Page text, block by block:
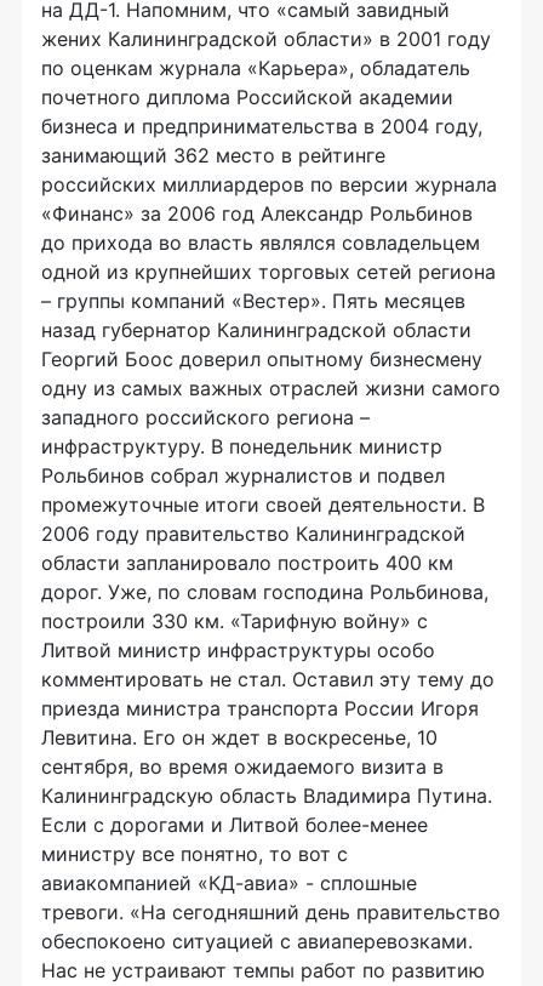
на ДД-1. Напомним, что «самый завидный
жених Калининградской области» в 2001 году
по оценкам журнала «Карьера», обладатель
почетного диплома Российской академии
бизнеса и предпринимательства в 2004 году,
занимающий 362 место в рейтинге
российских миллиардеров по версии журнала
«Финанс» за 2006 год Александр Рольбинов
до прихода во власть являлся совладельцем
одной из крупнейших торговых сетей региона
– группы компаний «Вестер». Пять месяцев
назад губернатор Калининградской области
Георгий Боос доверил опытному бизнесмену
одну из самых важных отраслей жизни самого
западного российского региона –
инфраструктуру. В понедельник министр
Рольбинов собрал журналистов и подвел
промежуточные итоги своей деятельности. В
2006 году правительство Калининградской
области запланировало построить 400 км
дорог. Уже, по словам господина Рольбинова,
построили 330 км. «Тарифную войну» с
Литвой министр инфраструктуры особо
комментировать не стал. Оставил эту тему до
приезда министра транспорта России Игоря
Левитина. Его он ждет в воскресенье, 10
сентября, во время ожидаемого визита в
Калининградскую область Владимира Путина.
Если с дорогами и Литвой более-менее
министру все понятно, то вот с
авиакомпанией «КД-авиа» - сплошные
тревоги. «На сегодняшний день правительство
обеспокоено ситуацией с авиаперевозками.
Нас не устраивают темпы работ по развитию